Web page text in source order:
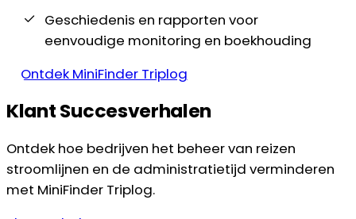
Geschiedenis en rapporten voor
eenvoudige monitoring en boekhouding
Ontdek MiniFinder Triplog
Klant Succesverhalen
Ontdek hoe bedrijven het beheer van reizen
stroomlijnen en de administratietijd verminderen
met MiniFinder Triplog.